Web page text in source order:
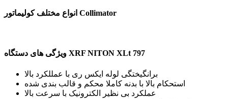
انواع مختلف کولیماتور Collimator
ویژگی های دستگاه XRF NITON XLt 797
برانگیختگی لوله ایکس ری با عمللکرد بالا
استحکام بالا با بدنه کاملا محکم و قالب بندی شده
عملکرد بی نظیر الکترونیک با سرعت بالا